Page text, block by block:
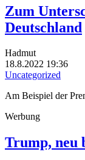
Zum
Deutschland
Hadmut
18.8.2022 19:36
Uncategorized
Am Beispiel der
Werbung
Trump, neu